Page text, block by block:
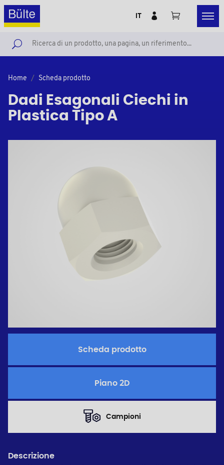
IT
Home Scheda prodotto
Dadi Esagonali Ciechi in
Plastica Tipo A
Scheda prodotto
Piano 2D
Campioni
Descrizione